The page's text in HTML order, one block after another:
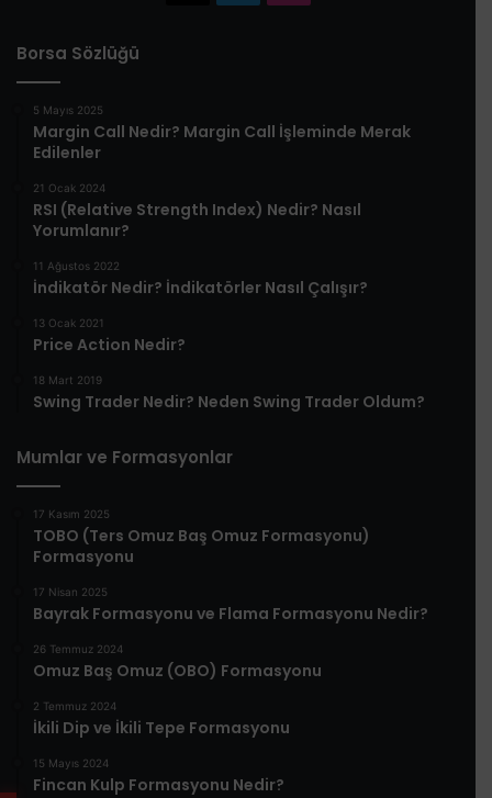
Borsa Sözlüğü
5 Mayıs 2025
​Margin Call Nedir? Margin Call İşleminde Merak
Edilenler​
21 Ocak 2024
RSI (Relative Strength Index) Nedir? Nasıl
Yorumlanır?
11 Ağustos 2022
İndikatör Nedir? İndikatörler Nasıl Çalışır?
13 Ocak 2021
Price Action Nedir?
18 Mart 2019
Swing Trader Nedir? Neden Swing Trader Oldum?
Mumlar ve Formasyonlar
17 Kasım 2025
TOBO (Ters Omuz Baş Omuz Formasyonu)
Formasyonu
17 Nisan 2025
Bayrak Formasyonu ve Flama Formasyonu Nedir?
26 Temmuz 2024
Omuz Baş Omuz (OBO) Formasyonu
2 Temmuz 2024
İkili Dip ve İkili Tepe Formasyonu
15 Mayıs 2024
Fincan Kulp Formasyonu Nedir?